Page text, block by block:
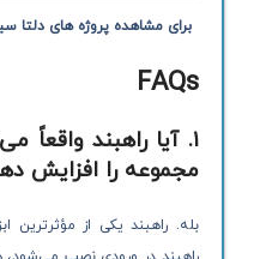
برای مشاهده پروژه های دلتا
FAQs
۱. آیا راهبند واقعاً
مجموعه را افزایش
بله. راهبند یکی از مؤثرترین